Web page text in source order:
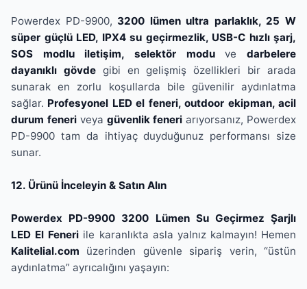
Powerdex PD-9900, 3200 lümen ultra parlaklık, 25 W
süper güçlü LED, IPX4 su geçirmezlik, USB-C hızlı şarj,
SOS modlu iletişim, selektör moduvedarbelere
dayanıklı gövdegibi en gelişmiş özellikleri bir arada
sunarak en zorlu koşullarda bile güvenilir aydınlatma
sağlar. Profesyonel LED el feneri, outdoor ekipman, acil
durum feneriveya güvenlik feneri arıyorsanız, Powerdex
PD-9900 tam da ihtiyaç duyduğunuz performansı size
sunar.
12. Ürünü İnceleyin & Satın Alın
Powerdex PD-9900 3200 Lümen Su Geçirmez Şarjlı
LED El Feneri ile karanlıkta asla yalnız kalmayın! Hemen
Kalitelial.com üzerinden güvenle sipariş verin, “üstün
aydınlatma” ayrıcalığını yaşayın: